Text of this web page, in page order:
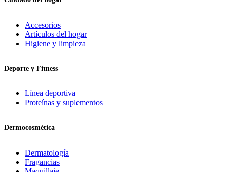
Accesorios
Artículos del hogar
Higiene y limpieza
Deporte y Fitness
Línea deportiva
Proteínas y suplementos
Dermocosmética
Dermatología
Fragancias